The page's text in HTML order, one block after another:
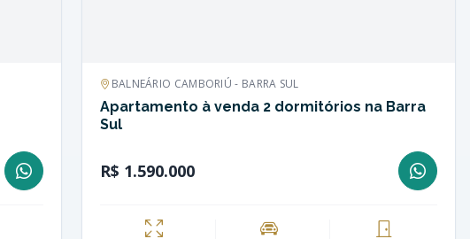
BALNEÁRIO CAMBORIÚ - BARRA SUL
Apartamento à venda 2 dormitórios na Barra
Sul
R$ 1.590.000